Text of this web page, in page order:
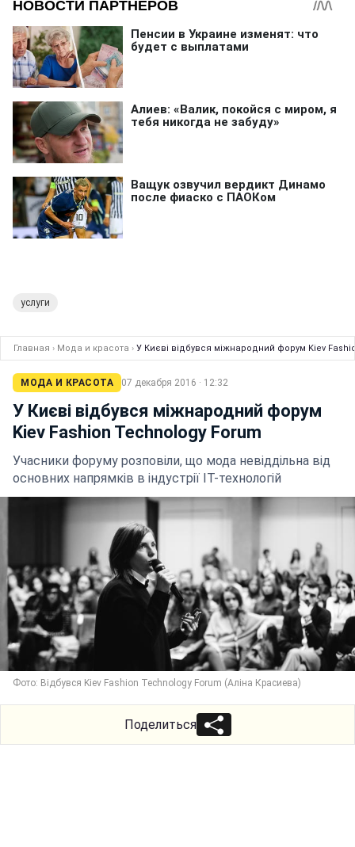
услуги
Главная › Мода и красота › У Києві відбувся міжнародний форум Kiev
МОДА И КРАСОТА 07 декабря 2016 · 12:32
У Києві відбувся міжнародний форум
Kiev Fashion Technology Forum
Учасники форуму розповіли, що мода невіддільна від
основних напрямків в індустрії IT-технологій
Фото: Відбувся Kiev Fashion Technology Forum (Аліна Красиева)
Поделиться